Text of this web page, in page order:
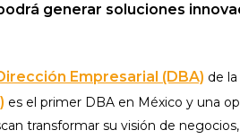
generar soluciones
Empresarial (DBA) de la
es el primer DBA en México y una
transformar su visión de